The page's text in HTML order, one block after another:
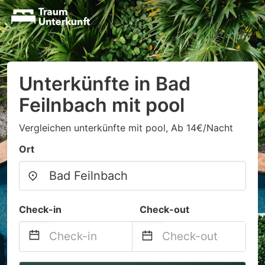
Unterkünfte in Bad
Feilnbach mit pool
Vergleichen unterkünfte mit pool, Ab 14€/Nacht
Ort
Check-in Check-out
Navigate
Navigate